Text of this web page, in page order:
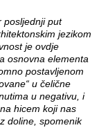
posljednji put
jezikom
je ovdje
osnovna elementa
postavljenom
u čelične
u negativu, i
hicem koji nas
doline, spomenik